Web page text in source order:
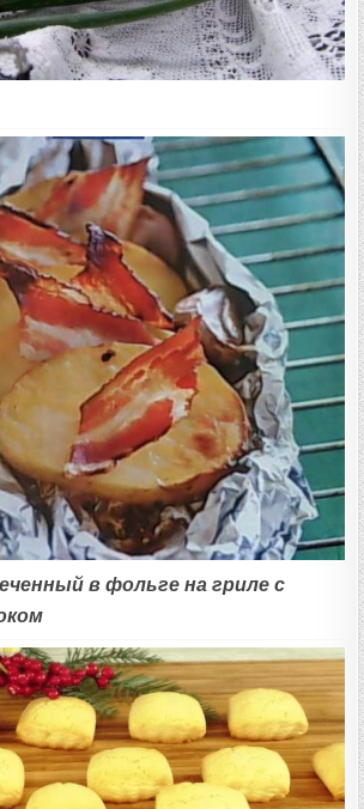
в фольге на гриле с